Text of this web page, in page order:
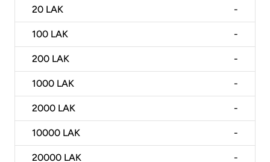
20 LAK -
100 LAK -
200 LAK -
1000 LAK -
2000 LAK -
10000 LAK -
20000 LAK -